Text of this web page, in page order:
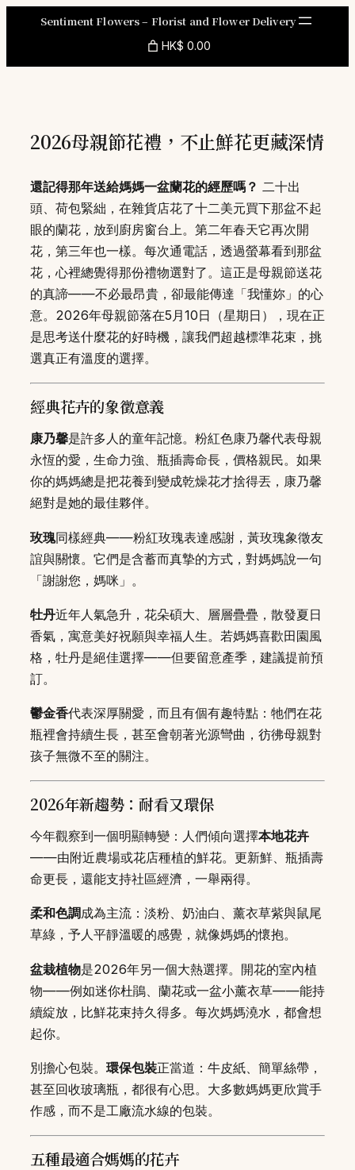
Sentiment Flowers – Florist and Flower Delivery
HK$ 0.00
2026母親節花禮，不止鮮花更藏深情
還記得那年送給媽媽一盆蘭花的經歷嗎？ 二十出
頭、荷包緊絀，在雜貨店花了十二美元買下那盆不起
眼的蘭花，放到廚房窗台上。第二年春天它再次開
花，第三年也一樣。每次通電話，透過螢幕看到那盆
花，心裡總覺得那份禮物選對了。這正是母親節送花
的真諦——不必最昂貴，卻最能傳達「我懂妳」的心
意。2026年母親節落在5月10日（星期日），現在正
是思考送什麼花的好時機，讓我們超越標準花束，挑
選真正有溫度的選擇。
經典花卉的象徵意義
康乃馨是許多人的童年記憶。粉紅色康乃馨代表母親
永恆的愛，生命力強、瓶插壽命長，價格親民。如果
你的媽媽總是把花養到變成乾燥花才捨得丟，康乃馨
絕對是她的最佳夥伴。
玫瑰同樣經典——粉紅玫瑰表達感謝，黃玫瑰象徵友
誼與關懷。它們是含蓄而真摯的方式，對媽媽說一句
「謝謝您，媽咪」。
牡丹近年人氣急升，花朵碩大、層層疊疊，散發夏日
香氣，寓意美好祝願與幸福人生。若媽媽喜歡田園風
格，牡丹是絕佳選擇——但要留意產季，建議提前預
訂。
鬱金香代表深厚關愛，而且有個有趣特點：牠們在花
瓶裡會持續生長，甚至會朝著光源彎曲，彷彿母親對
孩子無微不至的關注。
2026年新趨勢：耐看又環保
今年觀察到一個明顯轉變：人們傾向選擇本地花卉
——由附近農場或花店種植的鮮花。更新鮮、瓶插壽
命更長，還能支持社區經濟，一舉兩得。
柔和色調成為主流：淡粉、奶油白、薰衣草紫與鼠尾
草綠，予人平靜溫暖的感覺，就像媽媽的懷抱。
盆栽植物是2026年另一個大熱選擇。開花的室內植
物——例如迷你杜鵑、蘭花或一盆小薰衣草——能持
續綻放，比鮮花束持久得多。每次媽媽澆水，都會想
起你。
別擔心包裝。 環保包裝正當道：牛皮紙、簡單絲帶，
甚至回收玻璃瓶，都很有心思。大多數媽媽更欣賞手
作感，而不是工廠流水線的包裝。
五種最適合媽媽的花卉